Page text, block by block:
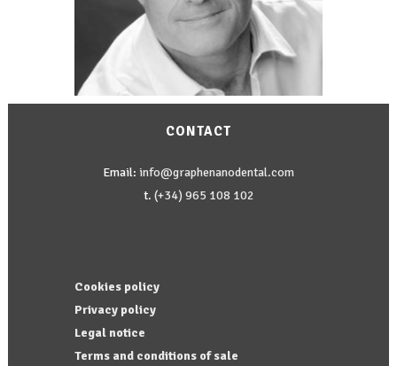
CONTACT
Email: info@graphenanodental.com
t. (+34) 965 108 102
Cookies policy
Privacy policy
Legal notice
Terms and conditions of sale